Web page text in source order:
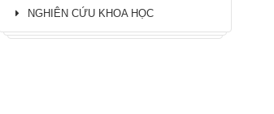
NGHIÊN CỨU KHOA HỌC